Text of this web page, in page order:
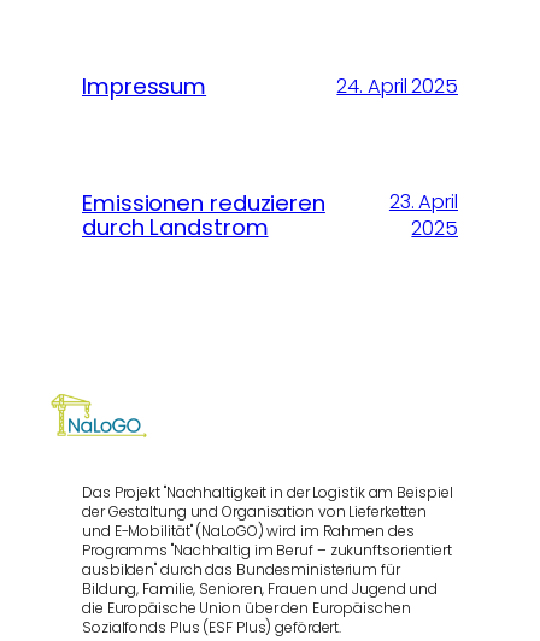
Impressum 24. April 2025
Emissionen reduzieren
durch Landstrom
23. April
2025
Das Projekt "Nachhaltigkeit in der Logistik am Beispiel
der Gestaltung und Organisation von Lieferketten
und E-Mobilität" (NaLoGO) wird im Rahmen des
Programms "Nachhaltig im Beruf – zukunftsorientiert
ausbilden" durch das Bundesministerium für
Bildung, Familie, Senioren, Frauen und Jugend und
die Europäische Union über den Europäischen
Sozialfonds Plus (ESF Plus) gefördert.